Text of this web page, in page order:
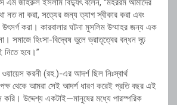
এম জহিরুল ইসলাম বিদ্যুৎ বলেন, “মহররম আমাদের
নত না করা, সত্যের জন্য ত্যাগ স্বীকার করা এবং
উৎসর্গ করা। কারবালার ঘটনা মুসলিম উম্মাহর জন্য এক
সমাজে হিংসা-বিদ্বেষ ভুলে ভ্রাতৃত্বের বন্ধন দৃঢ়
নিতে হবে।”
করনী (রহ.)-এর আদর্শ ছিল নিঃস্বার্থ
পক্ষ থেকে আমরা সেই আদর্শ ধারণ করেই প্রতি বছর এই
উদ্দেশ্য একটাই—মানুষের মধ্যে পারস্পরিক